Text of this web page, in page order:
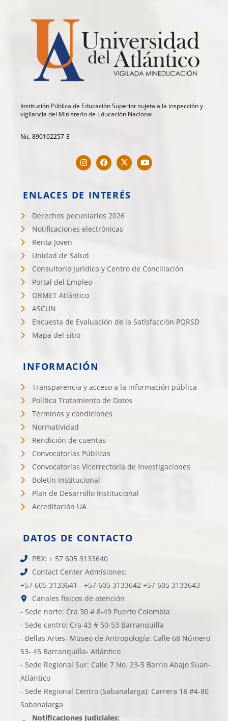
Institución Pública de Educación Superior sujeta a la inspección y
vigilancia del Ministerio de Educación Nacional
Nit. 890102257-3
ENLACES DE INTERÉS
Derechos pecuniarios 2026
Notificaciones electrónicas
Renta Joven
Unidad de Salud
Consultorio Jurídico y Centro de Conciliación
Portal del Empleo
ORMET Atlántico
ASCUN
Encuesta de Evaluación de la Satisfacción PQRSD
Mapa del sitio
INFORMACIÓN
Transparencia y acceso a la información pública
Política Tratamiento de Datos
Términos y condiciones
Normatividad
Rendición de cuentas
Convocatorías Públicas
Convocatorías Vicerrectoría de Investigaciones
Boletín Institucional
Plan de Desarrollo Institucional
Acreditación UA
DATOS DE CONTACTO
PBX: + 57 605 3133640
Contact Center Admisiones:
+57 605 3133641 - +57 605 3133642 +57 605 3133643
Canales físicos de atención
- Sede norte: Cra 30 # 8-49 Puerto Colombia
- Sede centro: Cra 43 # 50-53 Barranquilla
- Bellas Artes- Museo de Antropología: Calle 68 Número
53- 45 Barranquilla- Atlántico
- Sede Regional Sur: Calle 7 No. 23-5 Barrio Abajo Suan-
Atlántico
- Sede Regional Centro (Sabanalarga): Carrera 18 #4-80
Sabanalarga
Notificaciones Judiciales: